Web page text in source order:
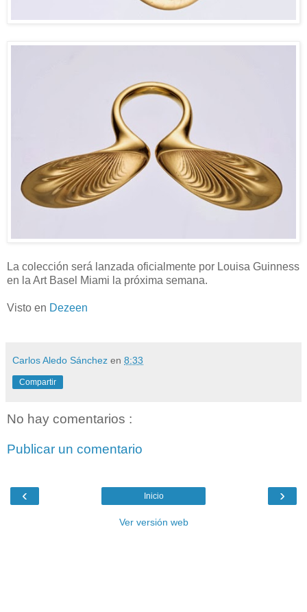
La colección será lanzada oficialmente por Louisa Guinness
en la Art Basel Miami la próxima semana.
Visto en Dezeen
Carlos Aledo Sánchez en 8:33
Compartir
No hay comentarios :
Publicar un comentario
‹ ›
Inicio
Ver versión web